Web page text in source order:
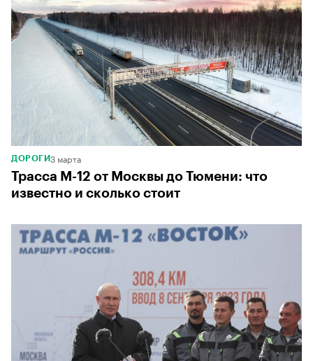
ДОРОГИ3 марта
Трасса М-12 от Москвы до Тюмени: что
известно и сколько стоит